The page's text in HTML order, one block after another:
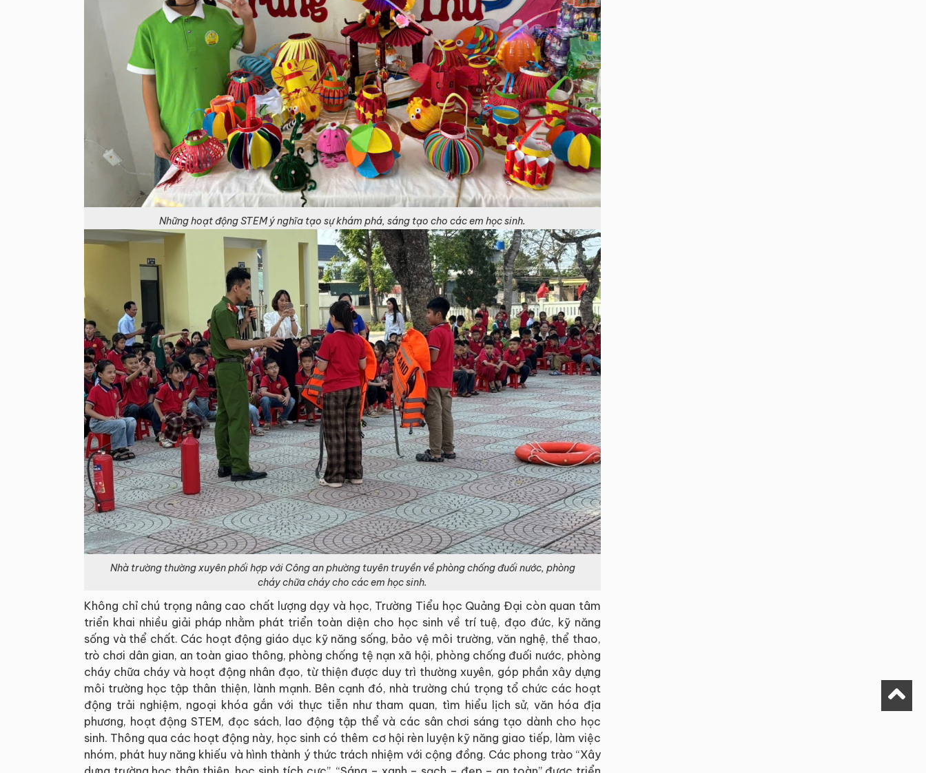
Những hoạt động STEM ý nghĩa tạo sự khám phá, sáng tạo cho các em học sinh.
Nhà trường thường xuyên phối hợp với Công an phường tuyên truyền về phòng chống đuối nước, phòng
cháy chữa cháy cho các em học sinh.
Không chỉ chú trọng nâng cao chất lượng dạy và học, Trường Tiểu học Quảng Đại còn quan tâm
triển khai nhiều giải pháp nhằm phát triển toàn diện cho học sinh về trí tuệ, đạo đức, kỹ năng
sống và thể chất. Các hoạt động giáo dục kỹ năng sống, bảo vệ môi trường, văn nghệ, thể thao,
trò chơi dân gian, an toàn giao thông, phòng chống tệ nạn xã hội, phòng chống đuối nước, phòng
cháy chữa cháy và hoạt động nhân đạo, từ thiện được duy trì thường xuyên, góp phần xây dựng
môi trường học tập thân thiện, lành mạnh. Bên cạnh đó, nhà trường chú trọng tổ chức các hoạt
động trải nghiệm, ngoại khóa gắn với thực tiễn như tham quan, tìm hiểu lịch sử, văn hóa địa
phương, hoạt động STEM, đọc sách, lao động tập thể và các sân chơi sáng tạo dành cho học
sinh. Thông qua các hoạt động này, học sinh có thêm cơ hội rèn luyện kỹ năng giao tiếp, làm việc
nhóm, phát huy năng khiếu và hình thành ý thức trách nhiệm với cộng đồng. Các phong trào “Xây